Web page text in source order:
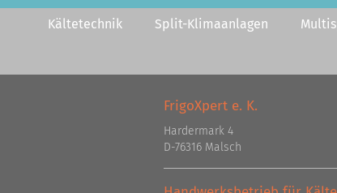
Kältetechnik Split-Klimaanlagen
FrigoXpert e. K.
Hardermark 4
D-76316 Malsch